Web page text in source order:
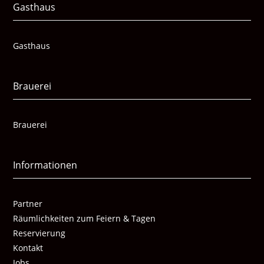
Gasthaus
Gasthaus
Brauerei
Brauerei
Informationen
Partner
Räumlichkeiten zum Feiern & Tagen
Reservierung
Kontakt